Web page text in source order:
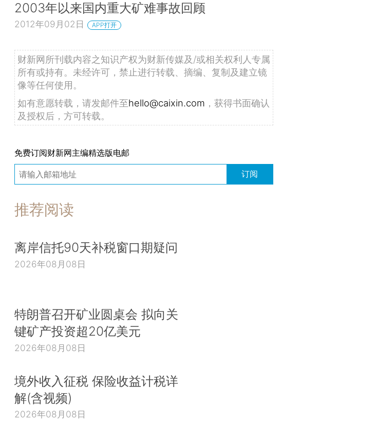
2003年以来国内重大矿难事故回顾
2012年09月02日 APP打开
财新网所刊载内容之知识产权为财新传媒及/或相关权利人专属
所有或持有。未经许可，禁止进行转载、摘编、复制及建立镜
像等任何使用。
如有意愿转载，请发邮件至hello@caixin.com ，获得书面确认
及授权后，方可转载。
免费订阅财新网主编精选版电邮
订阅
推荐阅读
离岸信托90天补税窗口期疑问
2026年08月08日
特朗普召开矿业圆桌会 拟向关
键矿产投资超20亿美元
2026年08月08日
境外收入征税 保险收益计税详
解(含视频)
2026年08月08日